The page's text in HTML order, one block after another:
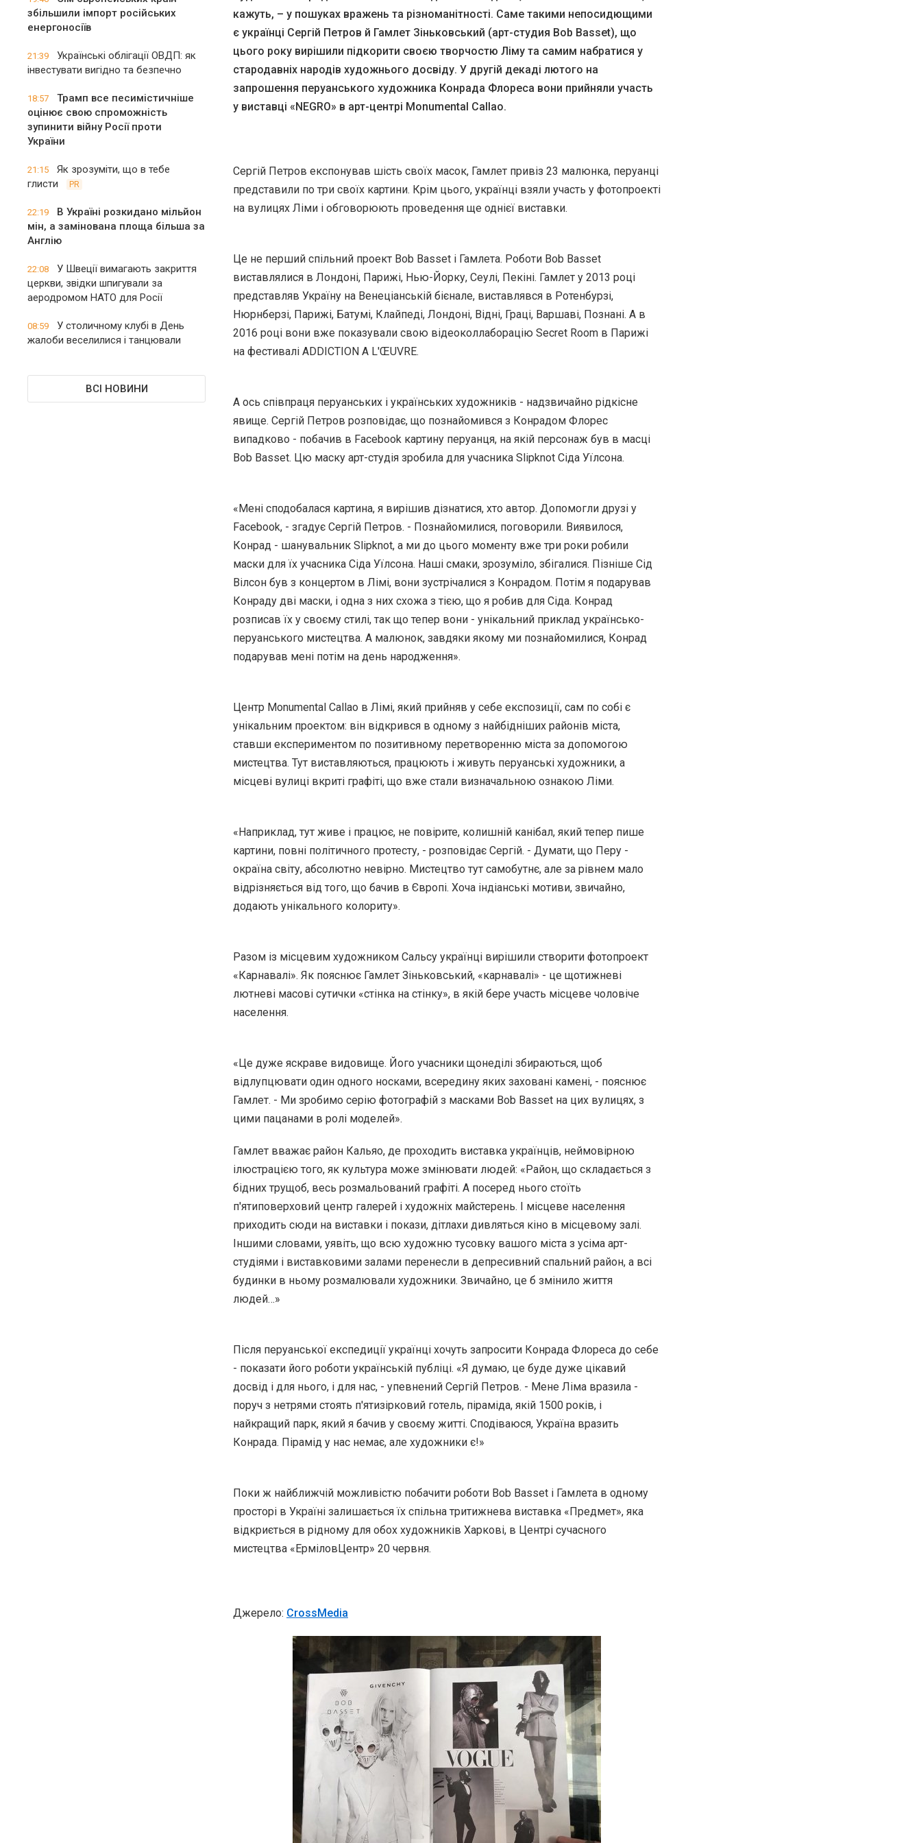
збільшили імпорт російських
енергоносіїв
21:39
Українські облігації ОВДП: як
інвестувати вигідно та безпечно
18:57
Трамп все песимістичніше
оцінює свою спроможність
зупинити війну Росії проти
України
21:15
Як зрозуміти, що в тебе
глисти
PR
22:19
В Україні розкидано мільйон
мін, а замінована площа більша за
Англію
22:08
У Швеції вимагають закриття
церкви, звідки шпигували за
аеродромом НАТО для Росії
08:59
У столичному клубі в День
жалоби веселилися і танцювали
ВСІ НОВИНИ
кажуть, – у пошуках вражень та різноманітності. Саме такими непосидющими
є українці Сергій Петров й Гамлет Зіньковський (арт-студия Bob Basset), що
цього року вирішили підкорити своєю творчостю Ліму та самим набратися у
стародавніх народів художнього досвіду. У другій декаді лютого на
запрошення перуанського художника Конрада Флореса вони прийняли участь
у виставці «NEGRO» в арт-центрі Monumental Callao.
Сергій Петров експонував шість своїх масок, Гамлет привіз 23 малюнка, перуанці
представили по три своїх картини. Крім цього, українці взяли участь у фотопроекті
на вулицях Ліми і обговорюють проведення ще однієї виставки.
Це не перший спільний проект Bob Basset і Гамлета. Роботи Bob Basset
виставлялися в Лондоні, Парижі, Нью-Йорку, Сеулі, Пекіні. Гамлет у 2013 році
представляв Україну на Венеціанській бієнале, виставлявся в Ротенбурзі,
Нюрнберзі, Парижі, Батумі, Клайпеді, Лондоні, Відні, Граці, Варшаві, Познані. А в
2016 році вони вже показували свою відеоколлаборацію Secret Room в Парижі
на фестивалі ADDICTION A L'ŒUVRE.
А ось співпраця перуанських і українських художників - надзвичайно рідкісне
явище. Сергій Петров розповідає, що познайомився з Конрадом Флорес
випадково - побачив в Facebook картину перуанця, на якій персонаж був в масці
Bob Basset. Цю маску арт-студія зробила для учасника Slipknot Сіда Уїлсона.
«Мені сподобалася картина, я вирішив дізнатися, хто автор. Допомогли друзі у
Facebook, - згадує Сергій Петров. - Познайомилися, поговорили. Виявилося,
Конрад - шанувальник Slipknot, а ми до цього моменту вже три роки робили
маски для їх учасника Сіда Уїлсона. Наші смаки, зрозуміло, збігалися. Пізніше Сід
Вілсон був з концертом в Лімі, вони зустрічалися з Конрадом. Потім я подарував
Конраду дві маски, і одна з них схожа з тією, що я робив для Сіда. Конрад
розписав їх у своєму стилі, так що тепер вони - унікальний приклад українсько-
перуанського мистецтва. А малюнок, завдяки якому ми познайомилися, Конрад
подарував мені потім на день народження».
Центр Monumental Callao в Лімі, який прийняв у себе експозиції, сам по собі є
унікальним проектом: він відкрився в одному з найбідніших районів міста,
ставши експериментом по позитивному перетворенню міста за допомогою
мистецтва. Тут виставляються, працюють і живуть перуанські художники, а
місцеві вулиці вкриті графіті, що вже стали визначальною ознакою Ліми.
«Наприклад, тут живе і працює, не повірите, колишній канібал, який тепер пише
картини, повні політичного протесту, - розповідає Сергій. - Думати, що Перу -
окраїна світу, абсолютно невірно. Мистецтво тут самобутнє, але за рівнем мало
відрізняється від того, що бачив в Європі. Хоча індіанські мотиви, звичайно,
додають унікального колориту».
Разом із місцевим художником Сальсу українці вирішили створити фотопроект
«Карнавалі». Як пояснює Гамлет Зіньковський, «карнавалі» - це щотижневі
лютневі масові сутички «стінка на стінку», в якій бере участь місцеве чоловіче
населення.
«Це дуже яскраве видовище. Його учасники щонеділі збираються, щоб
відлупцювати один одного носками, всередину яких заховані камені, - пояснює
Гамлет. - Ми зробимо серію фотографій з масками Bob Basset на цих вулицях, з
цими пацанами в ролі моделей».
Гамлет вважає район Кальяо, де проходить виставка українців, неймовірною
ілюстрацією того, як культура може змінювати людей: «Район, що складається з
бідних трущоб, весь розмальований графіті. А посеред нього стоїть
п'ятиповерховий центр галерей і художніх майстерень. І місцеве населення
приходить сюди на виставки і покази, дітлахи дивляться кіно в місцевому залі.
Іншими словами, уявіть, що всю художню тусовку вашого міста з усіма арт-
студіями і виставковими залами перенесли в депресивний спальний район, а всі
будинки в ньому розмалювали художники. Звичайно, це б змінило життя
людей…»
Після перуанської експедиції українці хочуть запросити Конрада Флореса до себе
- показати його роботи українській публіці. «Я думаю, це буде дуже цікавий
досвід і для нього, і для нас, - упевнений Сергій Петров. - Мене Ліма вразила -
поруч з нетрями стоять п'ятизірковий готель, піраміда, якій 1500 років, і
найкращий парк, який я бачив у своєму житті. Сподіваюся, Україна вразить
Конрада. Пірамід у нас немає, але художники є!»
Поки ж найближчій можливістю побачити роботи Bob Basset і Гамлета в одному
просторі в Україні залишається їх спільна тритижнева виставка «Предмет», яка
відкриється в рідному для обох художників Харкові, в Центрі сучасного
мистецтва «ЕрміловЦентр» 20 червня.
Джерело: CrossMedia